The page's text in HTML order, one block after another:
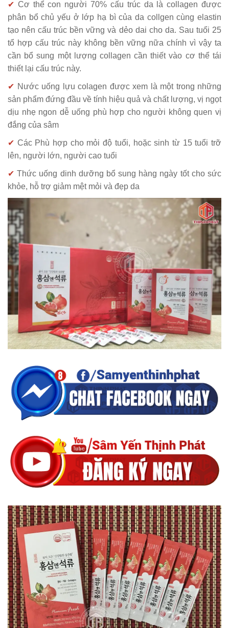
✔ Cơ thể con người 70% cấu trúc da là collagen được
phân bổ chủ yếu ở lớp hạ bì của da collgen cùng elastin
tạo nên cấu trúc bền vững và dẻo dai cho da. Sau tuổi 25
tổ hợp cấu trúc này không bền vững nữa chính vì vậy ta
cần bổ sung một lượng collagen cần thiết vào cơ thể tái
thiết lại cấu trúc này.
✔ Nước uống lựu colagen được xem là một trong những
sản phẩm đứng đầu về tính hiệu quả và chất lượng, vị ngọt
dịu nhẹ ngon dễ uống phù hợp cho người không quen vị
đắng của sâm
✔ Các Phù hợp cho mỏi độ tuổi, hoặc sinh từ 15 tuổi trỡ
lên, người lớn, người cao tuổi
✔Thức uống dinh dưỡng bổ sung hàng ngày tốt cho sức
khỏe, hỗ trợ giảm mệt mỏi và đẹp da